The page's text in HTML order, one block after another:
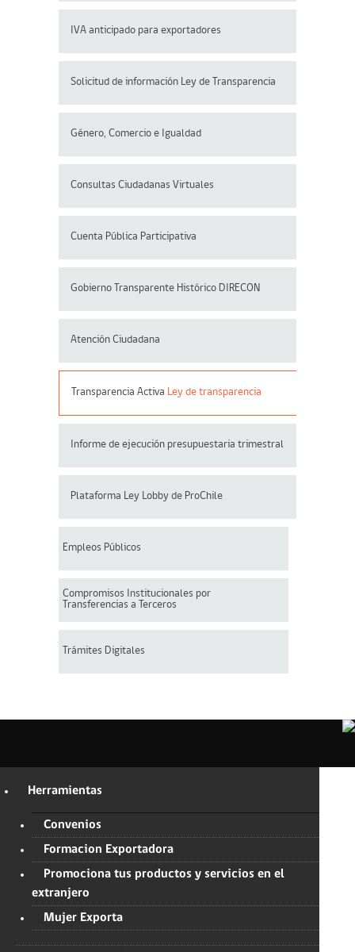
IVA anticipado para exportadores
Solicitud de información Ley de Transparencia
Género, Comercio e Igualdad
Consultas Ciudadanas Virtuales
Cuenta Pública Participativa
Gobierno Transparente Histórico DIRECON
Atención Ciudadana
Transparencia Activa Ley de transparencia
Informe de ejecución presupuestaria trimestral
Plataforma Ley Lobby de ProChile
Empleos Públicos
Compromisos Institucionales por
Transferencias a Terceros
Trámites Digitales
Herramientas
Convenios
Formacion Exportadora
Promociona tus productos y servicios en el
extranjero
Mujer Exporta